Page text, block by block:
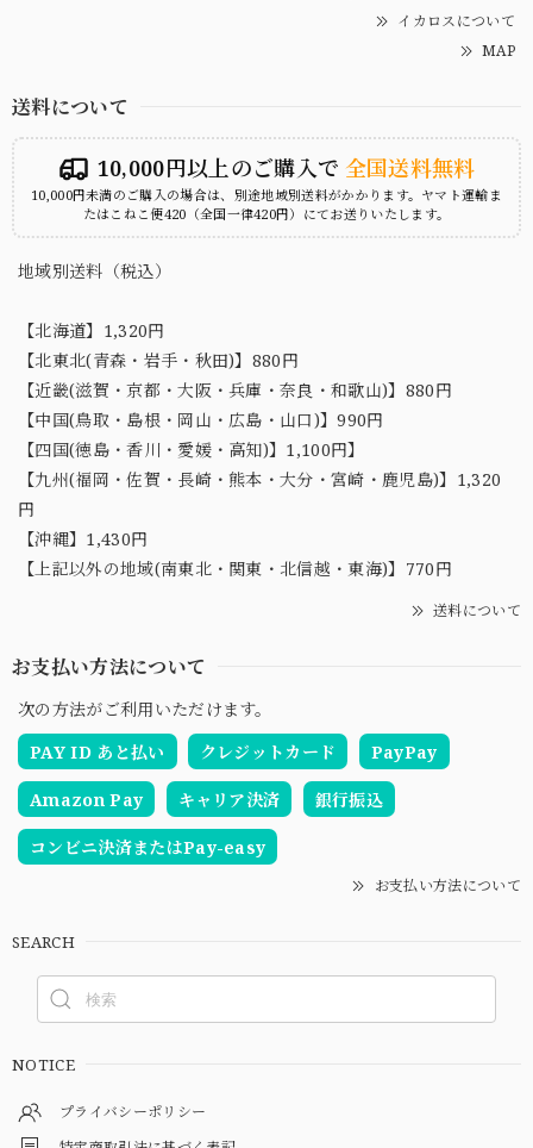
イカロスについて
MAP
送料について
10,000円以上のご購入で 全国送料無料
10,000円未満のご購入の場合は、別途地域別送料がかかります。ヤマト運輸ま
たはこねこ便420（全国一律420円）にてお送りいたします。
地域別送料（税込）
【北海道】1,320円
【北東北(青森・岩手・秋田)】880円
【近畿(滋賀・京都・大阪・兵庫・奈良・和歌山)】880円
【中国(鳥取・島根・岡山・広島・山口)】990円
【四国(徳島・香川・愛媛・高知)】1,100円】
【九州(福岡・佐賀・長崎・熊本・大分・宮崎・鹿児島)】1,320
円
【沖縄】1,430円
【上記以外の地域(南東北・関東・北信越・東海)】770円
送料について
お支払い方法について
次の方法がご利用いただけます。
PAY ID あと払い
クレジットカード PayPay
Amazon Pay キャリア決済 銀行振込
コンビニ決済またはPay-easy
お支払い方法について
SEARCH
NOTICE
プライバシーポリシー